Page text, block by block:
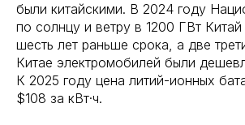
были китайскими. В 2024 году
по солнцу и ветру в 1200 ГВт
шесть лет раньше срока, а две
Китае электромобилей были
К 2025 году цена литий-ионных
$108 за кВт·ч.